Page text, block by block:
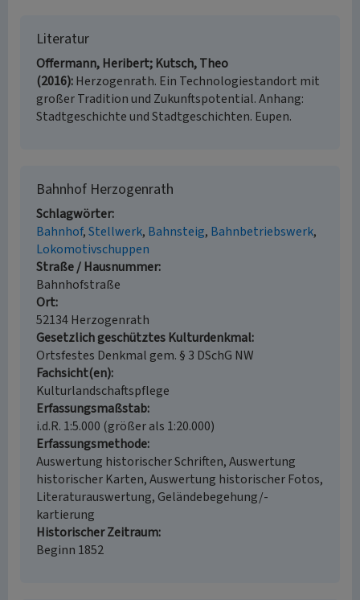
Literatur
Offermann, Heribert; Kutsch, Theo
(2016) Herzogenrath. Ein Technologiestandort mit
großer Tradition und Zukunftspotential. Anhang:
Stadtgeschichte und Stadtgeschichten. Eupen.
Bahnhof Herzogenrath
Schlagwörter
Bahnhof Stellwerk Bahnsteig Bahnbetriebswerk
Lokomotivschuppen
Straße / Hausnummer
Bahnhofstraße
Ort
52134 Herzogenrath
Gesetzlich geschütztes Kulturdenkmal
Ortsfestes Denkmal gem. § 3 DSchG NW
Fachsicht(en)
Kulturlandschaftspflege
Erfassungsmaßstab
i.d.R. 1:5.000 (größer als 1:20.000)
Erfassungsmethode
Auswertung historischer Schriften, Auswertung
historischer Karten, Auswertung historischer Fotos,
Literaturauswertung, Geländebegehung/-
kartierung
Historischer Zeitraum
Beginn 1852